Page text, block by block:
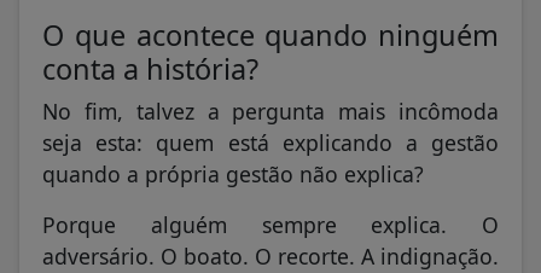
O que acontece quando ninguém
conta a história?
No fim, talvez a pergunta mais incômoda
seja esta: quem está explicando a gestão
quando a própria gestão não explica?
Porque alguém sempre explica. O
adversário. O boato. O recorte. A indignação.